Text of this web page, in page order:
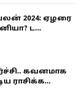
2024: ஏழரை
ட...
கவனமாக
ராசிக்க...